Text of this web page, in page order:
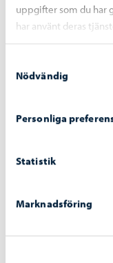
uppgifter som du har
har använt deras
Nödvändig
Personliga
Statistik
Marknadsföring
Borgå stad